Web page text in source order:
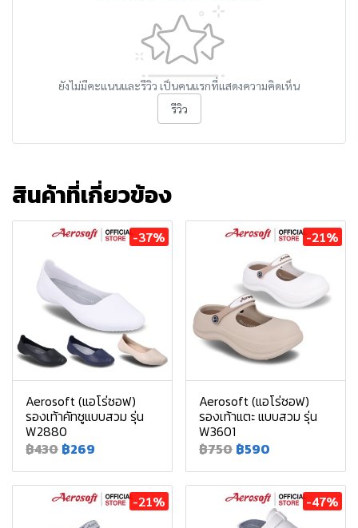
ยังไม่มีคะแนนและรีวิว เป็นคนแรกที่แสดงความคิดเห็น
รีวิว
สินค้าที่เกี่ยวข้อง
-37%
Aerosoft (แอโร่ซอฟ)
รองเท้าคัทชูแบบสวม รุ่น
W2880
฿430 ฿269
-21%
Aerosoft (แอโร่ซอฟ)
รองเท้าแตะ แบบสวม รุ่น
W3601
฿750 ฿590
-21% -47%